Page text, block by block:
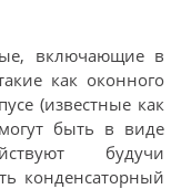
включающие в
как оконного
(известные как
быть в виде
будучи
конденсаторный